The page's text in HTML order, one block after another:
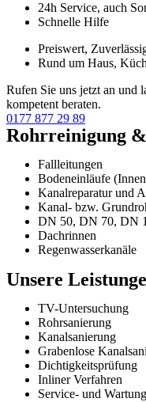
24h Service, auch
Schnelle Hilfe
Preiswert,
Rund um Haus,
Rufen Sie uns jetzt an und
kompetent beraten.
0177 877 29 89
Rohrreinigung
Fallleitungen
Bodeneinläufe
Kanalreparatur und
Kanal- bzw.
DN 50, DN 70, DN
Dachrinnen
Regenwasserkanäle
Unsere
TV-Untersuchung
Rohrsanierung
Kanalsanierung
Grabenlose
Dichtigkeitsprüfung
Inliner Verfahren
Service- und